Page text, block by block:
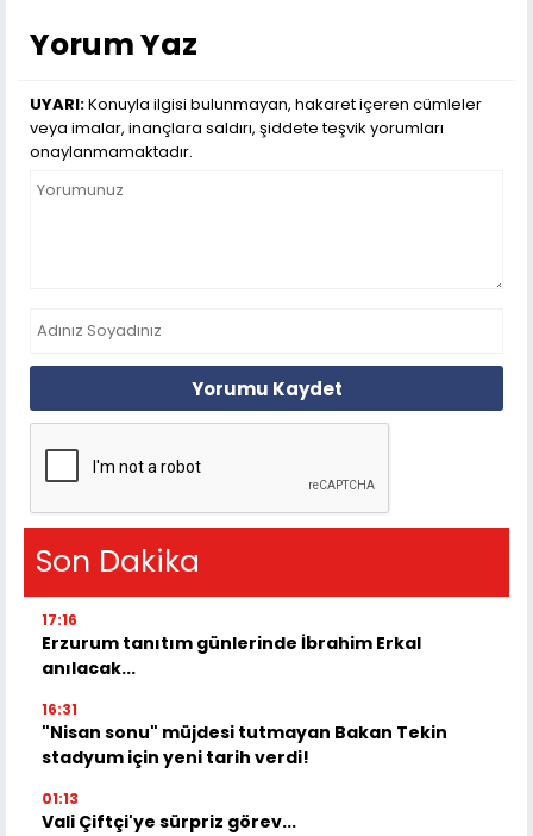
Yorum Yaz
UYARI:Konuyla ilgisi bulunmayan, hakaret içeren cümleler
veya imalar, inançlara saldırı, şiddete teşvik yorumları
onaylanmamaktadır.
Yorumu Kaydet
Son Dakika
17:16
Erzurum tanıtım günlerinde İbrahim Erkal
anılacak...
16:31
"Nisan sonu" müjdesi tutmayan Bakan Tekin
stadyum için yeni tarih verdi!
01:13
Vali Çiftçi'ye sürpriz görev...